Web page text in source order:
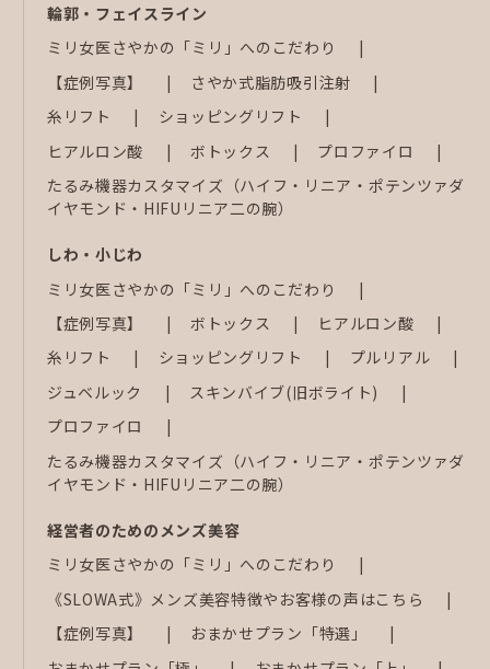
輪郭・フェイスライン
ミリ女医さやかの「ミリ」へのこだわり
【症例写真】
さやか式脂肪吸引注射
糸リフト
ショッピングリフト
ヒアルロン酸
ボトックス
プロファイロ
たるみ機器カスタマイズ（ハイフ・リニア・ポテンツァダ
イヤモンド・HIFUリニア二の腕）
しわ・小じわ
ミリ女医さやかの「ミリ」へのこだわり
【症例写真】
ボトックス
ヒアルロン酸
糸リフト
ショッピングリフト
プルリアル
ジュベルック
スキンバイブ(旧ボライト)
プロファイロ
たるみ機器カスタマイズ（ハイフ・リニア・ポテンツァダ
イヤモンド・HIFUリニア二の腕）
経営者のためのメンズ美容
ミリ女医さやかの「ミリ」へのこだわり
《SLOWA式》メンズ美容特徴やお客様の声はこちら
【症例写真】
おまかせプラン「特選」